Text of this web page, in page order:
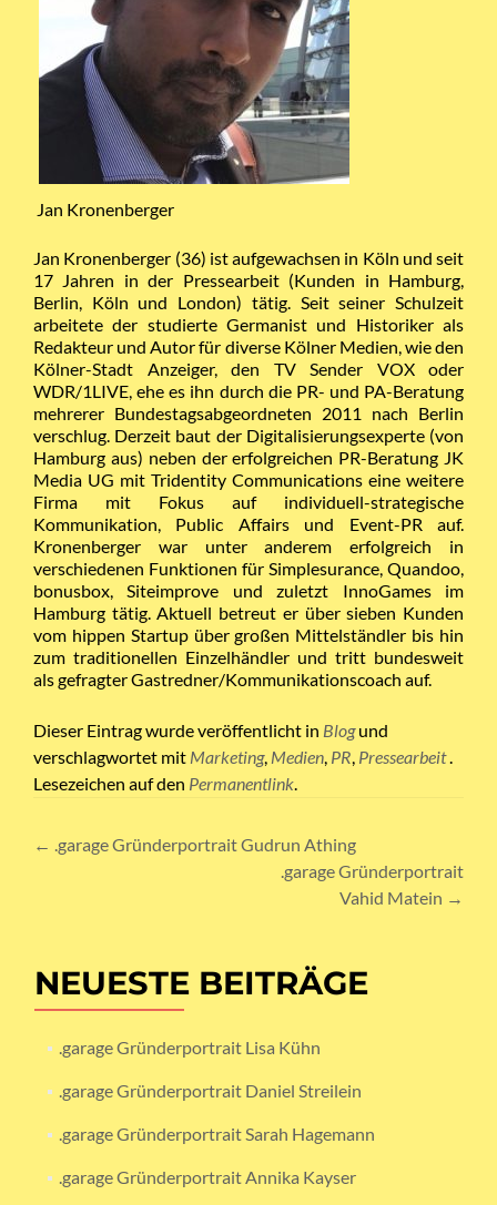
Jan Kronenberger
Jan Kronenberger (36) ist aufgewachsen in Köln und seit
17 Jahren in der Pressearbeit (Kunden in Hamburg,
Berlin, Köln und London) tätig. Seit seiner Schulzeit
arbeitete der studierte Germanist und Historiker als
Redakteur und Autor für diverse Kölner Medien, wie den
Kölner-Stadt Anzeiger, den TV Sender VOX oder
WDR/1LIVE, ehe es ihn durch die PR- und PA-Beratung
mehrerer Bundestagsabgeordneten 2011 nach Berlin
verschlug. Derzeit baut der Digitalisierungsexperte (von
Hamburg aus) neben der erfolgreichen PR-Beratung JK
Media UG mit Tridentity Communications eine weitere
Firma mit Fokus auf individuell-strategische
Kommunikation, Public Affairs und Event-PR auf.
Kronenberger war unter anderem erfolgreich in
verschiedenen Funktionen für Simplesurance, Quandoo,
bonusbox, Siteimprove und zuletzt InnoGames im
Hamburg tätig. Aktuell betreut er über sieben Kunden
vom hippen Startup über großen Mittelständler bis hin
zum traditionellen Einzelhändler und tritt bundesweit
als gefragter Gastredner/Kommunikationscoach auf.
Dieser Eintrag wurde veröffentlicht in Blogund
verschlagwortet mit Marketing, Medien, PR, Pressearbeit.
Lesezeichen auf den Permanentlink.
Artikel-
← .garage Gründerportrait Gudrun Athing
.garage Gründerportrait
Vahid Matein →
NEUESTE BEITRÄGE
.garage Gründerportrait Lisa Kühn
.garage Gründerportrait Daniel Streilein
.garage Gründerportrait Sarah Hagemann
.garage Gründerportrait Annika Kayser